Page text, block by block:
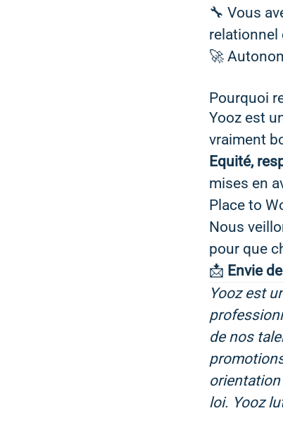
🔧 Vous
relationnel
🚀
Pourquoi
Yooz est
vraiment
Equité,
mises en
Place to
Nous
pour que
📩 Envie
Yooz est
de nos
loi. Yooz